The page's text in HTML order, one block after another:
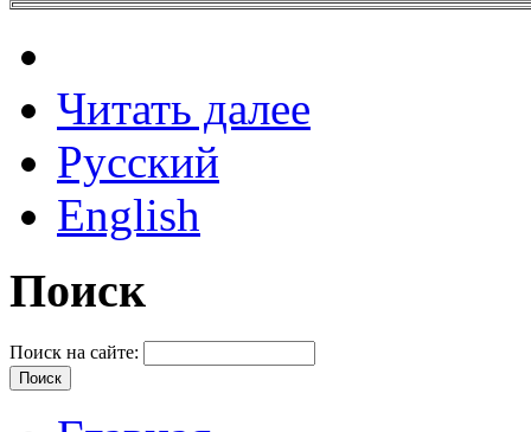
Читать далее
Русский
English
Поиск
Поиск на сайте: